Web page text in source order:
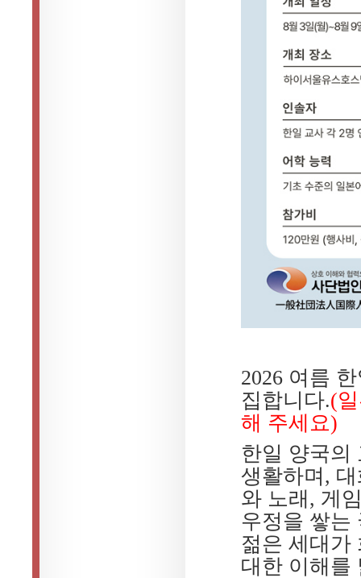
2026 여름
집합니다.(
해 주세요)
한일 양국의
생활하며,
와 노래, 게
우정을 쌓는
젊은 세대가
대한 이해를